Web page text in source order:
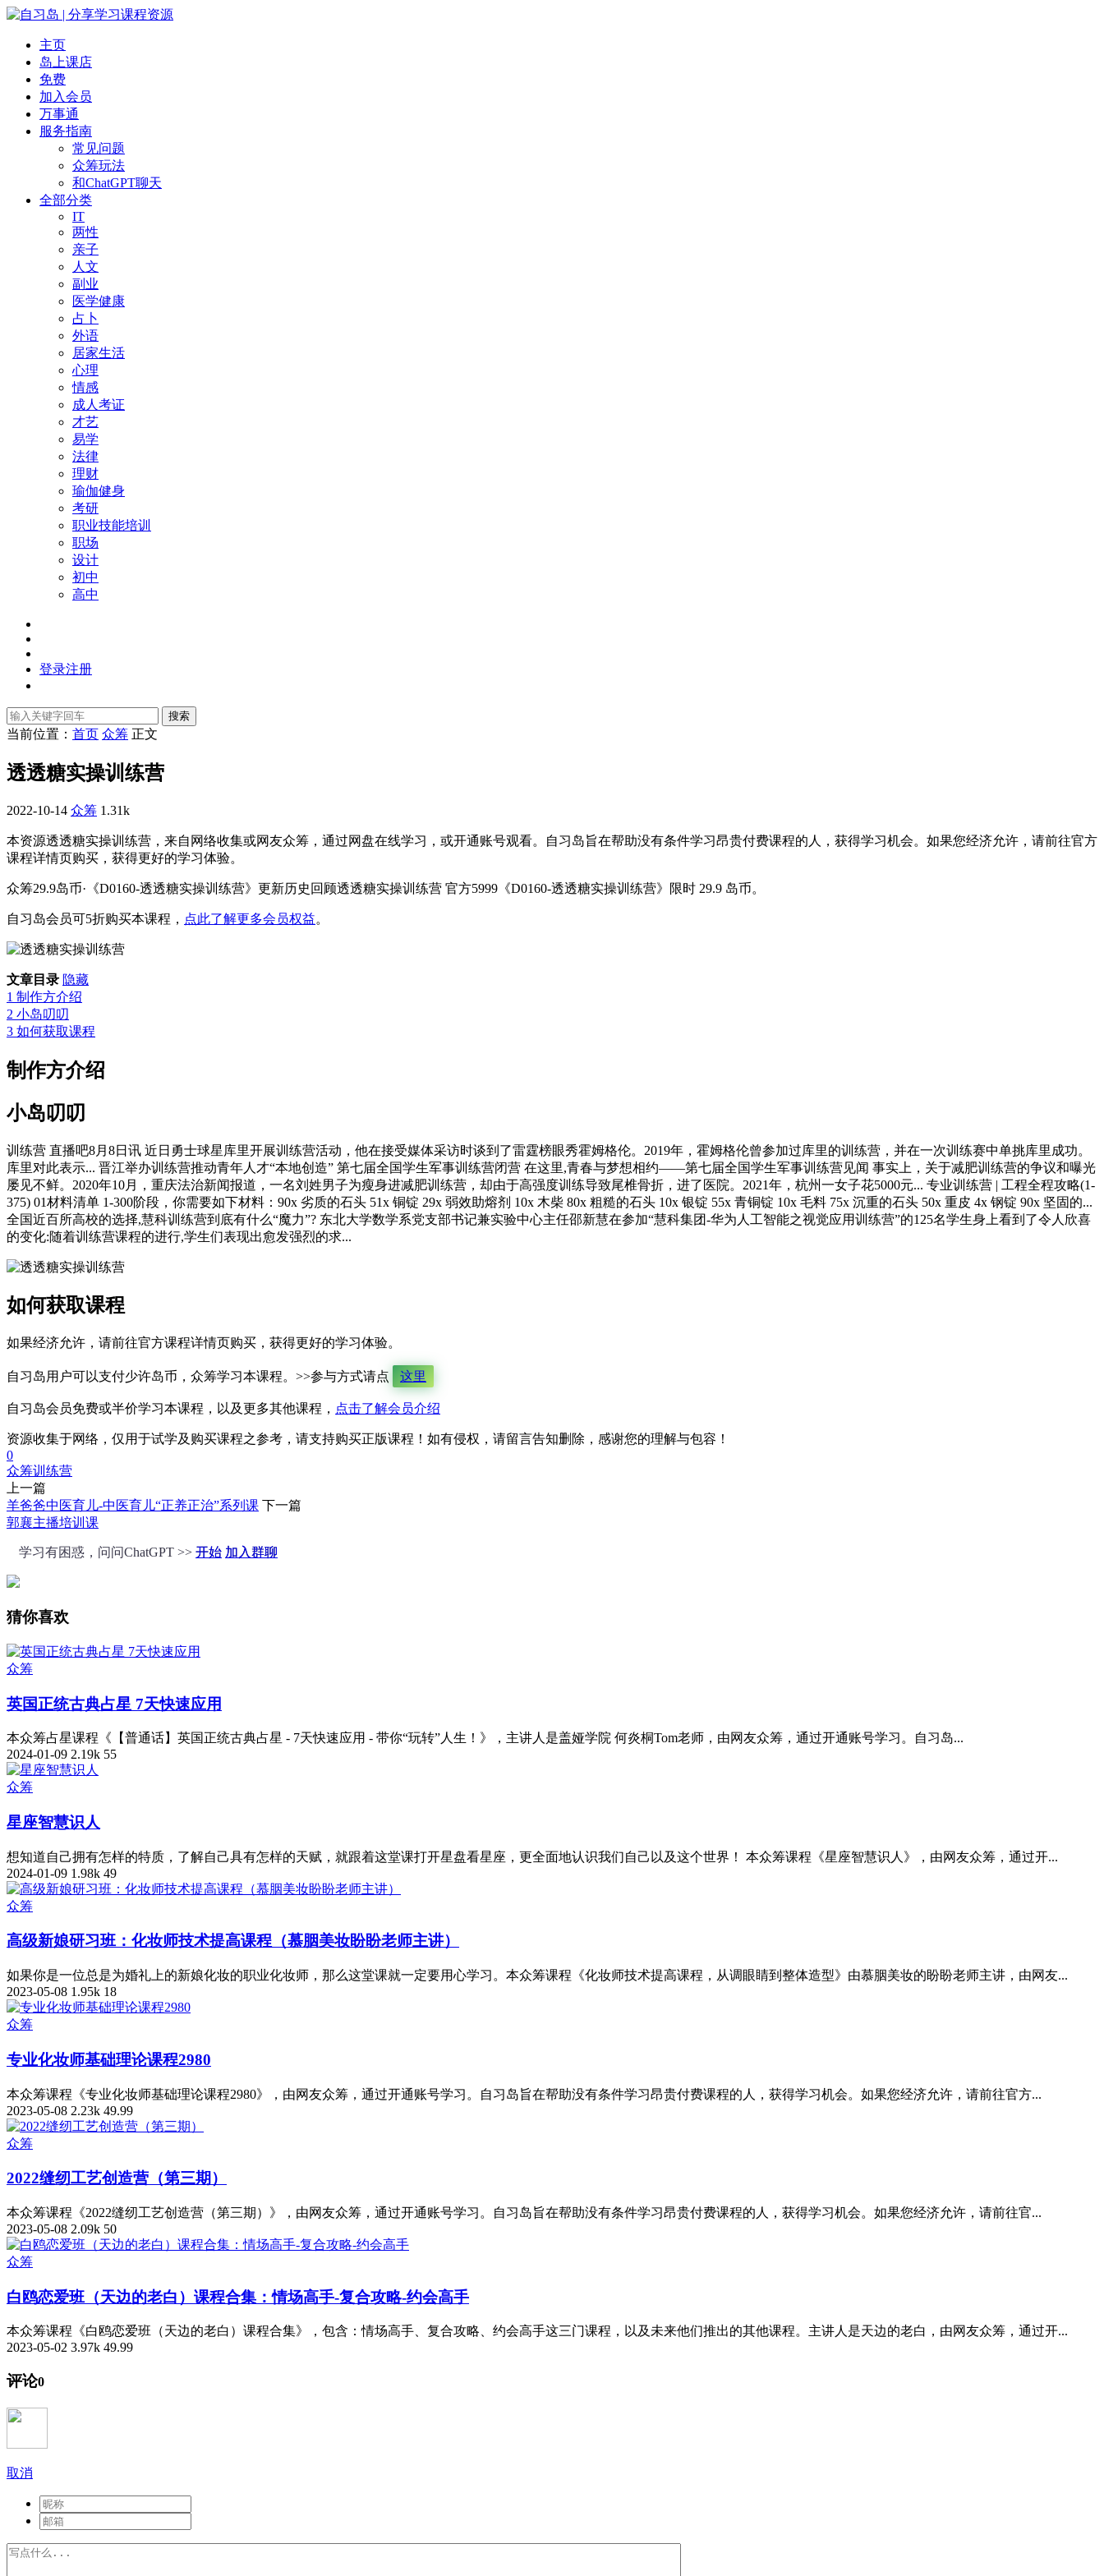
主页
岛上课店
免费
加入会员
万事通
服务指南
常见问题
众筹玩法
和ChatGPT聊天
全部分类
IT
两性
亲子
人文
副业
医学健康
占卜
外语
居家生活
心理
情感
成人考证
才艺
易学
法律
理财
瑜伽健身
考研
职业技能培训
职场
设计
初中
高中
登录注册
搜索
当前位置： 首页 众筹 正文
透透糖实操训练营
2022-10-14 众筹 1.31k
本资源透透糖实操训练营，来自网络收集或网友众筹，通过网盘在线学习，或开通账号观看。自习岛旨在帮助没有条件学习昂贵付费课程的人，获得学习机会。如果您经济允许，请前往官方
课程详情页购买，获得更好的学习体验。
众筹29.9岛币·《D0160-透透糖实操训练营》更新历史回顾透透糖实操训练营 官方5999《D0160-透透糖实操训练营》限时 29.9 岛币。
自习岛会员可5折购买本课程， 点此了解更多会员权益。
文章目录 隐藏
1 制作方介绍
2 小岛叨叨
3 如何获取课程
制作方介绍
小岛叨叨
训练营 直播吧8月8日讯 近日勇士球星库里开展训练营活动，他在接受媒体采访时谈到了雷霆榜眼秀霍姆格伦。2019年，霍姆格伦曾参加过库里的训练营，并在一次训练赛中单挑库里成功。
库里对此表示... 晋江举办训练营推动青年人才“本地创造” 第七届全国学生军事训练营闭营 在这里,青春与梦想相约——第七届全国学生军事训练营见闻 事实上，关于减肥训练营的争议和曝光
屡见不鲜。2020年10月，重庆法治新闻报道，一名刘姓男子为瘦身进减肥训练营，却由于高强度训练导致尾椎骨折，进了医院。2021年，杭州一女子花5000元... 专业训练营 | 工程全程攻略(1-
375) 01材料清单 1-300阶段，你需要如下材料：90x 劣质的石头 51x 铜锭 29x 弱效助熔剂 10x 木柴 80x 粗糙的石头 10x 银锭 55x 青铜锭 10x 毛料 75x 沉重的石头 50x 重皮 4x 钢锭 90x 坚固的...
全国近百所高校的选择,慧科训练营到底有什么“魔力”? 东北大学数学系党支部书记兼实验中心主任邵新慧在参加“慧科集团-华为人工智能之视觉应用训练营”的125名学生身上看到了令人欣喜
的变化:随着训练营课程的进行,学生们表现出愈发强烈的求...
如何获取课程
如果经济允许，请前往官方课程详情页购买，获得更好的学习体验。
自习岛用户可以支付少许岛币，众筹学习本课程。>>参与方式请点 这里
自习岛会员免费或半价学习本课程，以及更多其他课程， 点击了解会员介绍
资源收集于网络，仅用于试学及购买课程之参考，请支持购买正版课程！如有侵权，请留言告知删除，感谢您的理解与包容！
0
众筹训练营
上一篇
羊爸爸中医育儿-中医育儿“正养正治”系列课 下一篇
郭襄主播培训课
学习有困惑，问问ChatGPT >> 开始 加入群聊
猜你喜欢
众筹
英国正统古典占星 7天快速应用
本众筹占星课程《【普通话】英国正统古典占星 - 7天快速应用 - 带你“玩转”人生！》，主讲人是盖娅学院 何炎桐Tom老师，由网友众筹，通过开通账号学习。自习岛...
2024-01-09 2.19k 55
众筹
星座智慧识人
想知道自己拥有怎样的特质，了解自己具有怎样的天赋，就跟着这堂课打开星盘看星座，更全面地认识我们自己以及这个世界！ 本众筹课程《星座智慧识人》，由网友众筹，通过开...
2024-01-09 1.98k 49
众筹
高级新娘研习班：化妆师技术提高课程（慕胭美妆盼盼老师主讲）
如果你是一位总是为婚礼上的新娘化妆的职业化妆师，那么这堂课就一定要用心学习。本众筹课程《化妆师技术提高课程，从调眼睛到整体造型》由慕胭美妆的盼盼老师主讲，由网友...
2023-05-08 1.95k 18
众筹
专业化妆师基础理论课程2980
本众筹课程《专业化妆师基础理论课程2980》，由网友众筹，通过开通账号学习。自习岛旨在帮助没有条件学习昂贵付费课程的人，获得学习机会。如果您经济允许，请前往官方...
2023-05-08 2.23k 49.99
众筹
2022缝纫工艺创造营（第三期）
本众筹课程《2022缝纫工艺创造营（第三期）》，由网友众筹，通过开通账号学习。自习岛旨在帮助没有条件学习昂贵付费课程的人，获得学习机会。如果您经济允许，请前往官...
2023-05-08 2.09k 50
众筹
白鸥恋爱班（天边的老白）课程合集：情场高手-复合攻略-约会高手
本众筹课程《白鸥恋爱班（天边的老白）课程合集》，包含：情场高手、复合攻略、约会高手这三门课程，以及未来他们推出的其他课程。主讲人是天边的老白，由网友众筹，通过开...
2023-05-02 3.97k 49.99
评论0
取消